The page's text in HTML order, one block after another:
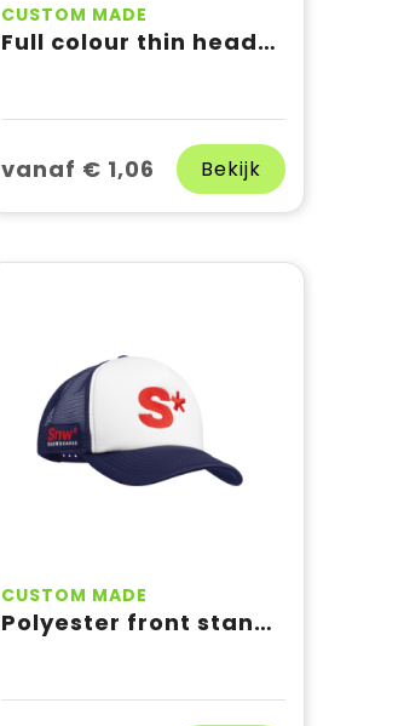
CUSTOM MADE
Full colour thin headband
vanaf € 1,06 Bekijk
CUSTOM MADE
Polyester front standard colour only in white